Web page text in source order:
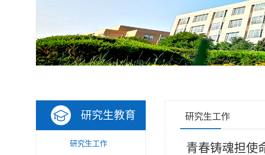
研究生教育
研究生工作
研究生工作
青春铸魂担使